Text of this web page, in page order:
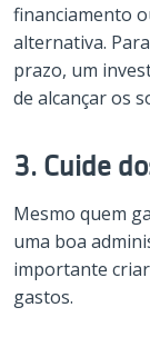
financiamento
alternativa.
prazo, um
de alcançar os
3. Cuide
Mesmo quem
uma boa
importante
gastos.